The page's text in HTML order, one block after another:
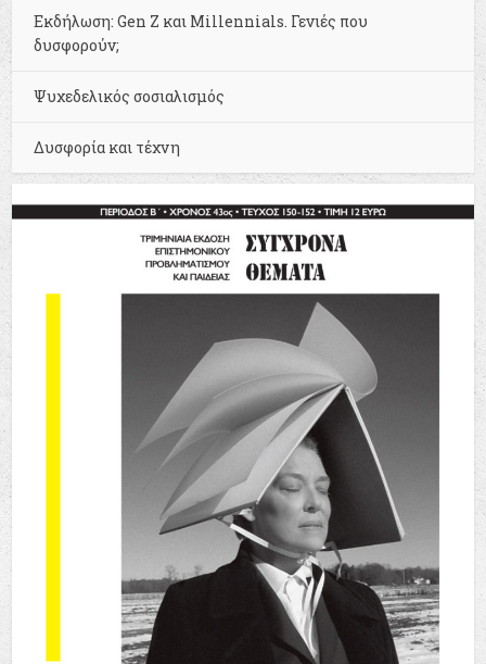
Εκδήλωση: Gen Z και Millennials. Γενιές που
δυσφορούν;
Ψυχεδελικός σοσιαλισμός
Δυσφορία και τέχνη